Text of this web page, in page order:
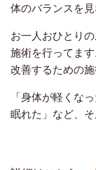
体のバランスを
お一人おひとり
施術を行ってま
改善するための
「身体が軽くな
眠れた」など、